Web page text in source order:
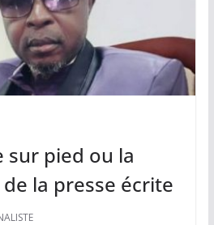
sur pied ou la
la presse écrite